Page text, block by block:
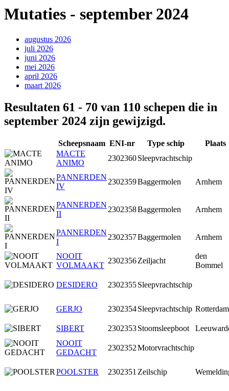
Mutaties - september 2024
augustus 2026
juli 2026
juni 2026
mei 2026
april 2026
maart 2026
Resultaten 61 - 70 van 110 schepen die in
september 2024 zijn gewijzigd.
Scheepsnaam ENI-nr Type schip
Plaats
MACTE
ANIMO
2302360Sleepvrachtschip
PANNERDEN
IV
2302359Baggermolen Arnhem
PANNERDEN
II
2302358Baggermolen Arnhem
PANNERDEN
I
2302357Baggermolen Arnhem
NOOIT
VOLMAAKT
2302356Zeiljacht
den
Bommel
DESIDERO 2302355Sleepvrachtschip
GERJO 2302354Sleepvrachtschip Rotterdam
SIBERT 2302353Stoomsleepboot
NOOIT
GEDACHT
2302352Motorvrachtschip
POOLSTER 2302351 Zeilschip